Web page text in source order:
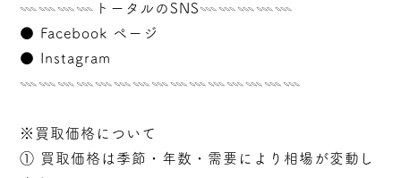
𓇠𓇠𓇠𓇠トータルのSNS𓇠𓇠𓇠𓇠𓇠
● Facebook ページ
●
Instagram
𓇠𓇠𓇠𓇠𓇠𓇠𓇠𓇠𓇠𓇠𓇠𓇠𓇠𓇠𓇠
※買取価格について
① 買取価格は季節・年数・需要により相場が変動し